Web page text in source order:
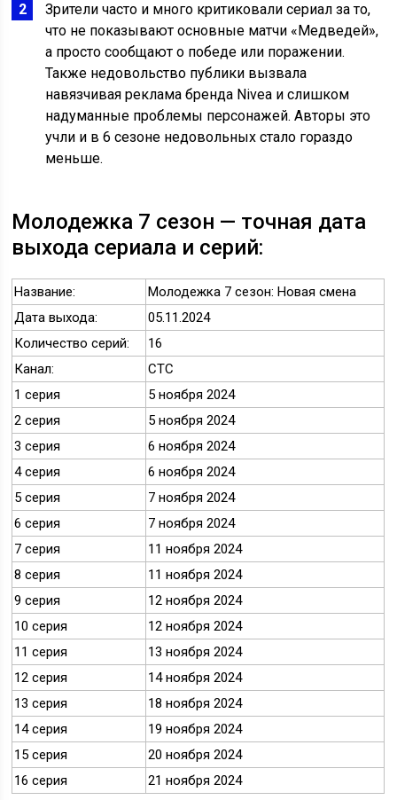
Зрители часто и много критиковали сериал за то,
что не показывают основные матчи «Медведей»,
а просто сообщают о победе или поражении.
Также недовольство публики вызвала
навязчивая реклама бренда Nivea и слишком
надуманные проблемы персонажей. Авторы это
учли и в 6 сезоне недовольных стало гораздо
меньше.
Молодежка 7 сезон — точная дата
выхода сериала и серий:
Название:
Молодежка 7 сезон: Новая смена
Дата выхода:
05.11.2024
Количество серий:
16
Канал:
СТС
1 серия
5 ноября 2024
2 серия
5 ноября 2024
3 серия
6 ноября 2024
4 серия
6 ноября 2024
5 серия
7 ноября 2024
6 серия
7 ноября 2024
7 серия
11 ноября 2024
8 серия
11 ноября 2024
9 серия
12 ноября 2024
10 серия
12 ноября 2024
11 серия
13 ноября 2024
12 серия
14 ноября 2024
13 серия
18 ноября 2024
14 серия
19 ноября 2024
15 серия
20 ноября 2024
16 серия
21 ноября 2024